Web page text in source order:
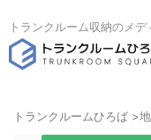
トランクルーム収納のメデ
トランクルームひろば >